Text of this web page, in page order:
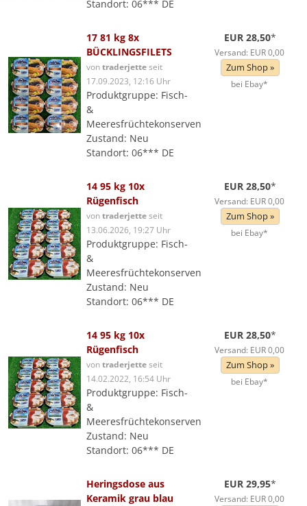
Standort: 06*** DE
17 81 kg 8x
BÜCKLINGSFILETS
vontraderjetteseit
17.09.2023, 12:16 Uhr
Produktgruppe: Fisch-
&
Meeresfrüchtekonserven
Zustand: Neu
Standort: 06*** DE
EUR 28,50*
Versand: EUR 0,00
Zum Shop »
bei Ebay*
14 95 kg 10x
Rügenfisch
vontraderjetteseit
13.06.2026, 19:27 Uhr
Produktgruppe: Fisch-
&
Meeresfrüchtekonserven
Zustand: Neu
Standort: 06*** DE
EUR 28,50*
Versand: EUR 0,00
Zum Shop »
bei Ebay*
14 95 kg 10x
Rügenfisch
vontraderjetteseit
14.02.2022, 16:54 Uhr
Produktgruppe: Fisch-
&
Meeresfrüchtekonserven
Zustand: Neu
Standort: 06*** DE
EUR 28,50*
Versand: EUR 0,00
Zum Shop »
bei Ebay*
Heringsdose aus
Keramik grau blau
EUR 29,95*
Versand: EUR 0,00